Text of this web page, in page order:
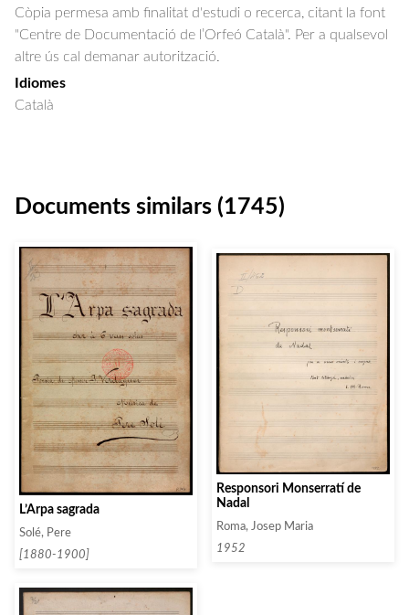
Còpia permesa amb finalitat d'estudi o recerca, citant la font
"Centre de Documentació de l’Orfeó Català". Per a qualsevol
altre ús cal demanar autorització.
Idiomes
Català
Documents similars (1745)
L’Arpa sagrada
Solé, Pere
[1880-1900]
Responsori Monserratí de
Nadal
Roma, Josep Maria
1952